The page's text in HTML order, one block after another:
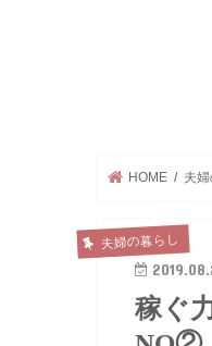
HOME 夫婦
夫婦の暮らし
稼ぐ